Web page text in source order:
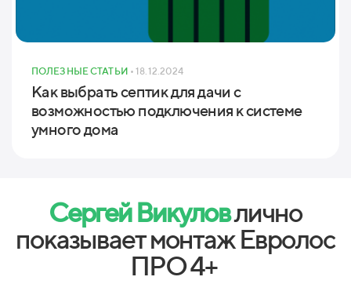
ПОЛЕЗНЫЕ СТАТЬИ • 18.12.2024
Как выбрать септик для дачи с
возможностью подключения к системе
умного дома
Сергей Викуловлично
показывает монтаж Евролос
ПРО 4+